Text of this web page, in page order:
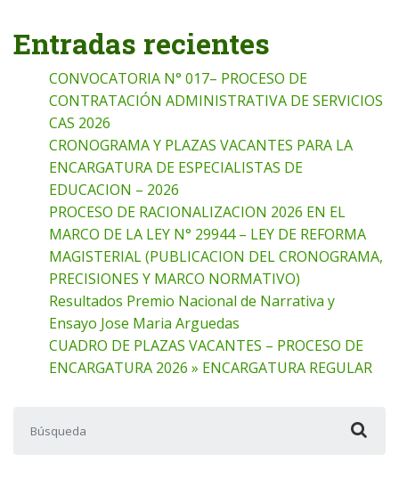
Entradas recientes
CONVOCATORIA N° 017– PROCESO DE
CONTRATACIÓN ADMINISTRATIVA DE SERVICIOS
CAS 2026
CRONOGRAMA Y PLAZAS VACANTES PARA LA
ENCARGATURA DE ESPECIALISTAS DE
EDUCACION – 2026
PROCESO DE RACIONALIZACION 2026 EN EL
MARCO DE LA LEY N° 29944 – LEY DE REFORMA
MAGISTERIAL (PUBLICACION DEL CRONOGRAMA,
PRECISIONES Y MARCO NORMATIVO)
Resultados Premio Nacional de Narrativa y
Ensayo Jose Maria Arguedas
CUADRO DE PLAZAS VACANTES – PROCESO DE
ENCARGATURA 2026 » ENCARGATURA REGULAR